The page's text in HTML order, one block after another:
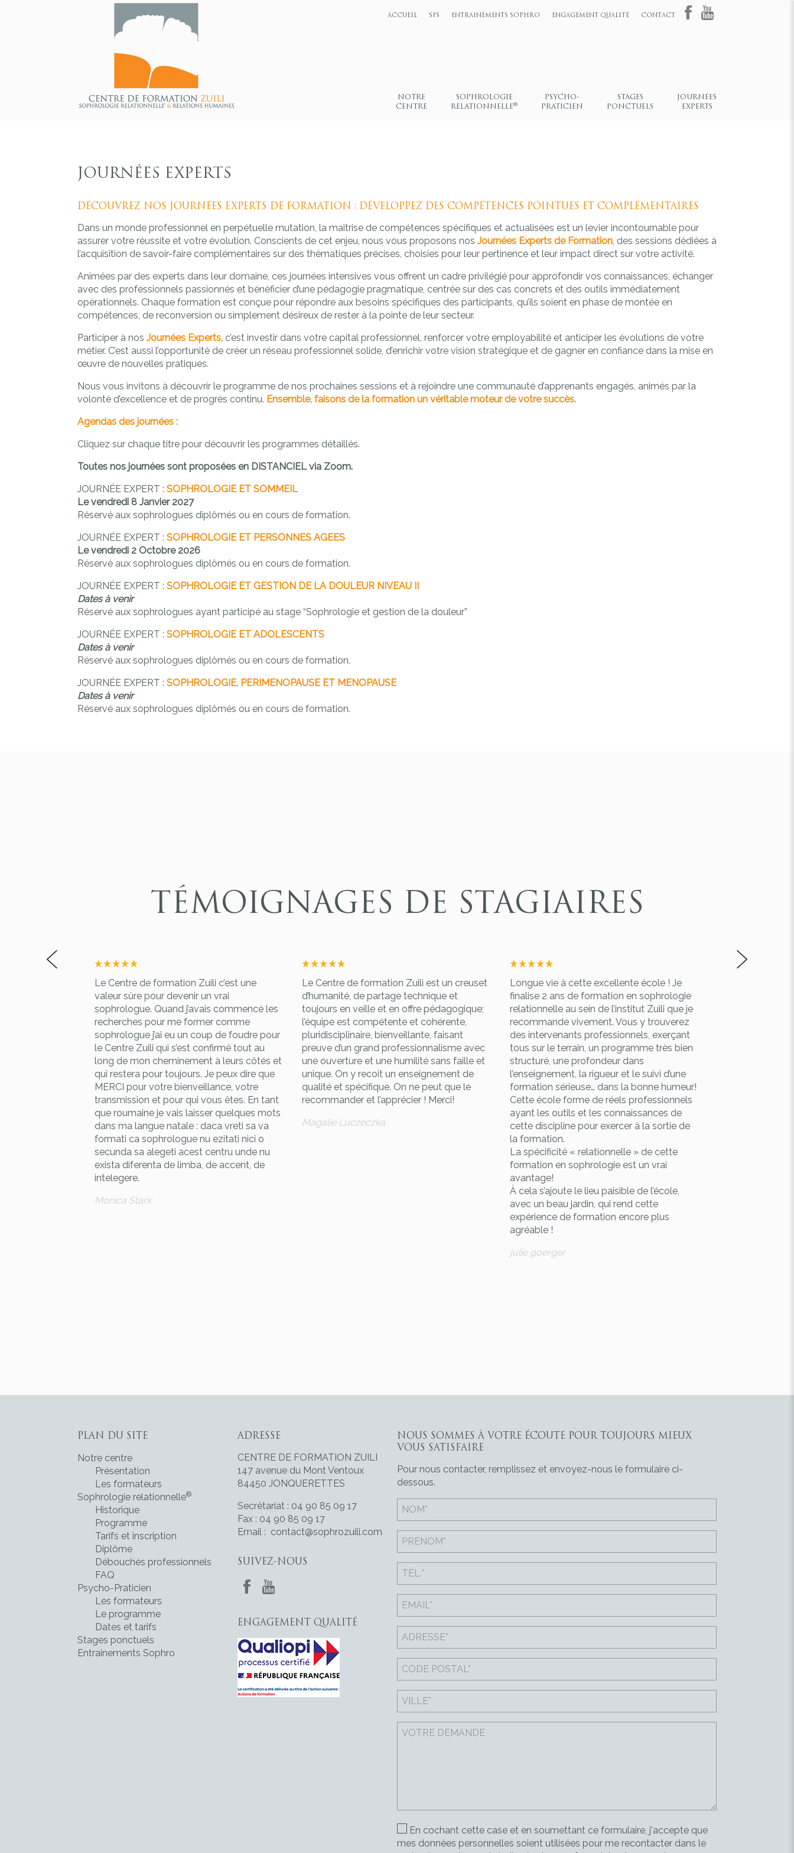
ACCUEIL SFS ENTRAINEMENTS SOPHRO ENGAGEMENT QUALITÉ CONTACT
NOTRE
CENTRE
SOPHROLOGIE
RELATIONNELLE®
PSYCHO-
PRATICIEN
STAGES
PONCTUELS
JOURNÉES
EXPERTS
JOURNÉES EXPERTS
DÉCOUVREZ NOS JOURNÉES EXPERTS DE FORMATION : DÉVELOPPEZ DES COMPÉTENCES POINTUES ET COMPLÉMENTAIRES
Dans un monde professionnel en perpétuelle mutation, la maîtrise de compétences spécifiques et actualisées est un levier incontournable pour
assurer votre réussite et votre évolution. Conscients de cet enjeu, nous vous proposons nos Journées Experts de Formation, des sessions dédiées à
l’acquisition de savoir-faire complémentaires sur des thématiques précises, choisies pour leur pertinence et leur impact direct sur votre activité.
Animées par des experts dans leur domaine, ces journées intensives vous offrent un cadre privilégié pour approfondir vos connaissances, échanger
avec des professionnels passionnés et bénéficier d’une pédagogie pragmatique, centrée sur des cas concrets et des outils immédiatement
opérationnels. Chaque formation est conçue pour répondre aux besoins spécifiques des participants, qu’ils soient en phase de montée en
compétences, de reconversion ou simplement désireux de rester à la pointe de leur secteur.
Participer à nos Journées Experts, c’est investir dans votre capital professionnel, renforcer votre employabilité et anticiper les évolutions de votre
métier. C’est aussi l’opportunité de créer un réseau professionnel solide, d’enrichir votre vision stratégique et de gagner en confiance dans la mise en
œuvre de nouvelles pratiques.
Nous vous invitons à découvrir le programme de nos prochaines sessions et à rejoindre une communauté d’apprenants engagés, animés par la
volonté d’excellence et de progrès continu. Ensemble, faisons de la formation un véritable moteur de votre succès.
Agendas des journées :
Cliquez sur chaque titre pour découvrir les programmes détaillés.
Toutes nos journées sont proposées en DISTANCIEL via Zoom.
JOURNÉE EXPERT : SOPHROLOGIE ET SOMMEIL
Le vendredi 8 Janvier 2027
Réservé aux sophrologues diplômés ou en cours de formation.
JOURNÉE EXPERT : SOPHROLOGIE ET PERSONNES AGEES
Le vendredi 2 Octobre 2026
Réservé aux sophrologues diplômés ou en cours de formation.
JOURNÉE EXPERT : SOPHROLOGIE ET GESTION DELA DOULEUR NIVEAU II
Dates à venir
Réservé aux sophrologues ayant participé au stage “Sophrologie et gestion de la douleur”
JOURNÉE EXPERT : SOPHROLOGIE ET ADOLESCENTS
Dates à venir
Réservé aux sophrologues diplômés ou en cours de formation.
JOURNÉE EXPERT : SOPHROLOGIE, PERIMENOPAUSE ET MENOPAUSE
Dates à venir
Réservé aux sophrologues diplômés ou en cours de formation.
TÉMOIGNAGES DE STAGIAIRES
Le Centre de formation Zuili c’est une
valeur sûre pour devenir un vrai
sophrologue. Quand j’avais commencé les
recherches pour me former comme
sophrologue j’ai eu un coup de foudre pour
le Centre Zuili qui s’est confirmé tout au
long de mon cheminement à leurs côtés et
qui restera pour toujours. Je peux dire que
MERCI pour votre bienveillance, votre
transmission et pour qui vous êtes. En tant
que roumaine je vais laisser quelques mots
dans ma langue natale : daca vreti sa va
formati ca sophrologue nu ezitati nici o
secunda sa alegeti acest centru unde nu
exista diferenta de limba, de accent, de
intelegere.
Monica Stark
Le Centre de formation Zuili est un creuset
d’humanité, de partage technique et
toujours en veille et en offre pédagogique;
l’équipe est compétente et cohérente,
pluridisciplinaire, bienveillante, faisant
preuve d’un grand professionnalisme avec
une ouverture et une humilité sans faille et
unique. On y recoit un enseignement de
qualité et spécifique. On ne peut que le
recommander et l’apprécier ! Merci!
Magalie Luczeczka
Longue vie à cette excellente école ! Je
finalise 2 ans de formation en sophrologie
relationnelle au sein de l’institut Zuili que je
recommande vivement. Vous y trouverez
des intervenants professionnels, exerçant
tous sur le terrain, un programme très bien
structuré, une profondeur dans
l’enseignement, la rigueur et le suivi d’une
formation sérieuse… dans la bonne humeur!
Cette école forme de réels professionnels
ayant les outils et les connaissances de
cette discipline pour exercer à la sortie de
la formation.
La spécificité « relationnelle » de cette
formation en sophrologie est un vrai
avantage!
À cela s’ajoute le lieu paisible de l’école,
avec un beau jardin, qui rend cette
expérience de formation encore plus
agréable !
julie goerger
PLAN DU SITE
Notre centre
Présentation
Les formateurs
Sophrologie relationnelle®
Historique
Programme
Tarifs et inscription
Diplôme
Débouchés professionnels
FAQ
Psycho-Praticien
Les formateurs
Le programme
Dates et tarifs
Stages ponctuels
Entrainements Sophro
ADRESSE
CENTRE DE FORMATION ZUILI
147 avenue du Mont Ventoux
84450 JONQUERETTES
Secrétariat : 04 90 85 09 17
Fax : 04 90 85 09 17
Email : contact@sophrozuili.com
SUIVEZ-NOUS
ENGAGEMENT QUALITÉ
NOUS SOMMES À VOTRE ÉCOUTE POUR TOUJOURS MIEUX
VOUS SATISFAIRE
Pour nous contacter, remplissez et envoyez-nous le formulaire ci-
dessous.
En cochant cette case et en soumettant ce formulaire, j'accepte que
mes données personnelles soient utilisées pour me recontacter dans le